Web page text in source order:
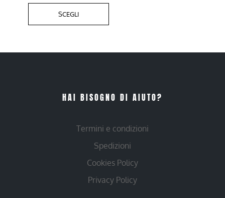
SCEGLI
HAI BISOGNO DI AIUTO?
Termini e condizioni
Spedizioni
Cookies Policy
Privacy Policy